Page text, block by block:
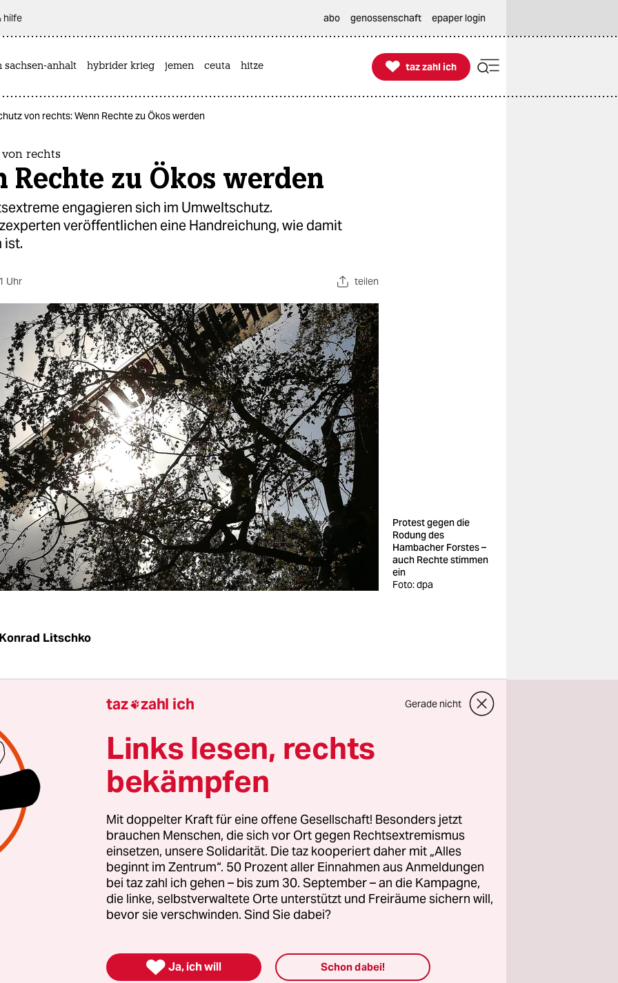
hilfe abo genossenschaft epaper login
sachsen-anhalt hybrider krieg jemen ceuta hitze 
taz zahl ich
taz zahl ich
von rechts: Wenn Rechte zu Ökos werden
rechts
Rechte zu Ökos werden
engagieren sich im Umweltschutz.
veröffentlichen eine Handreichung, wie damit
ist.
Uhr teilen
Protest gegen die
Rodung des
Hambacher Forstes –
auch Rechte stimmen
ein
Foto: dpa
Konrad Litschko
Hambacher Forst
vom „III. Weg“. Jahrhunderte alte Bäume, seltene
die „ökologische Wertigkeit“: Natürlich stehe man
der Umweltaktivisten“, die derzeit gegen die geplante des
Forstes in Nordrhein-Westfalen protestieren, erklärt die
„Es versteht sich für jeden Heimat liebenden
selbst.“
Solidaritätsadresse mag überraschen, aber sie ist
Der „III. Weg“ organisierte zuletzt auch Spaziergänge
durch die „imposante Urlandschaft“ im
In mehreren Städten verteilte sie Flugblätter mit dem
nahe Magazin „Umwelt & Aktiv“ gelesen, das sich
Stadttauben oder Schweinehaltung beschäftigte – aber
taz zahl ich Gerade nicht
Links lesen, rechts
bekämpfen
Mit doppelter Kraft für eine offene Gesellschaft! Besonders jetzt
brauchen Menschen, die sich vor Ort gegen Rechtsextremismus
einsetzen, unsere Solidarität. Die taz kooperiert daher mit „Alles
beginnt im Zentrum“. 50 Prozent aller Einnahmen aus Anmeldungen
bei taz zahl ich gehen – bis zum 30. September – an die Kampagne,
die linke, selbstverwaltete Orte unterstützt und Freiräume sichern will,
bevor sie verschwinden. Sind Sie dabei?
 Ja, ich will Schon dabei!